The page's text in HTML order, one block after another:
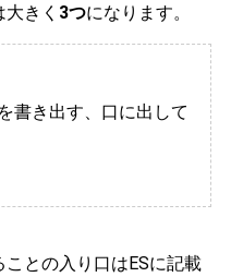
きく 3つになります。
書き出す、口に出して
との入り口はESに記載